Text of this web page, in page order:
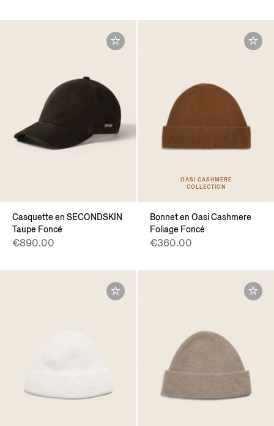
Casquette en SECONDSKIN
Taupe Foncé
€890.00
OASI CASHMERE
COLLECTION
Bonnet en Oasi Cashmere
Foliage Foncé
€360.00